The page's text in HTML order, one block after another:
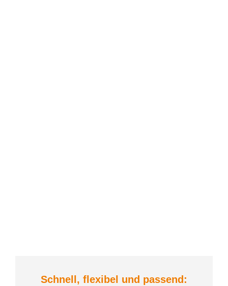
Schnell, flexibel und passend: